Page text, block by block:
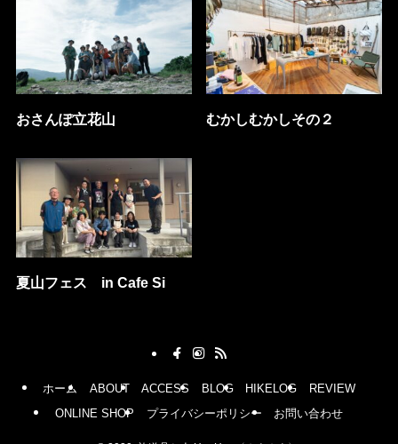
おさんぽ立花山 むかしむかしその２
夏山フェス in Cafe Si
ホーム ABOUT ACCESS BLOG HIKELOG
REVIEW
ONLINE SHOP
プライバシーポリシー お問い合わせ